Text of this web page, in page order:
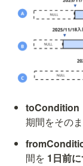
toCondition
期間をそのま
間を 1日前